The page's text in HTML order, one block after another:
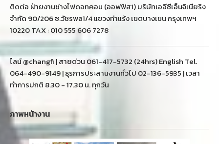
ติดต่อ ฝ่ายงานช่างไฟดอทคอม (ออฟฟิส1) บริษัทเออีซีเอ็นจิเนียริง
จำกัด 90/206 ซ.วัชรพล1/4 แขวงท่าแร้ง เขตบางเขน กรุงเทพฯ
10220 TAX : 010 555 606 7278
ไลน์ @changfi | สายด่วน 061-417-5732 (24hrs) English Tel.
064-490-9149 | ธุรการประสานงานทั่วไป 02-136-5935 | เวลา
ทำการปกติ 8.30 - 17.30 น. ทุกวัน
ภาพหน้างาน